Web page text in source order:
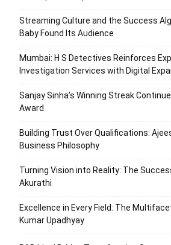
Streaming Culture and the Success
Baby Found Its Audience
Mumbai: H S Detectives Reinforces
Investigation Services with Digital
Sanjay Sinha’s Winning Streak
Award
Building Trust Over Qualifications:
Business Philosophy
Turning Vision into Reality: The
Akurathi
Excellence in Every Field: The
Kumar Upadhyay